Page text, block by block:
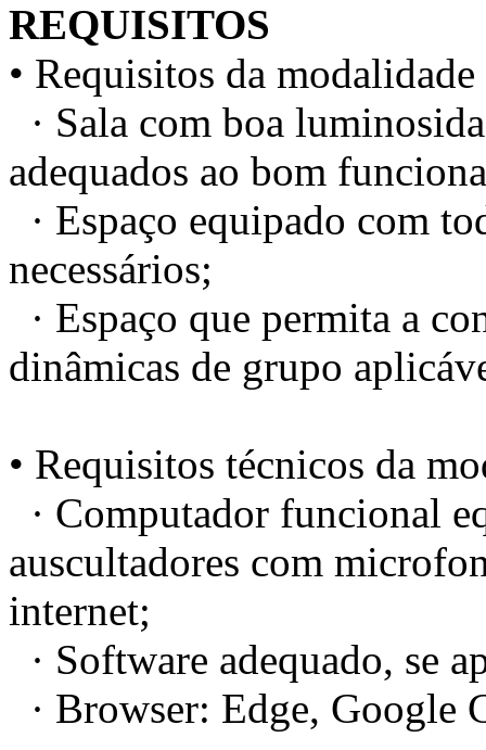
REQUISITOS
• Requisitos da
· Sala com boa
adequados ao bom
· Espaço equipado com
necessários;
· Espaço que permita a
dinâmicas de grupo
• Requisitos técnicos da
· Computador funcional
auscultadores com
internet;
· Software adequado, se
· Browser: Edge,